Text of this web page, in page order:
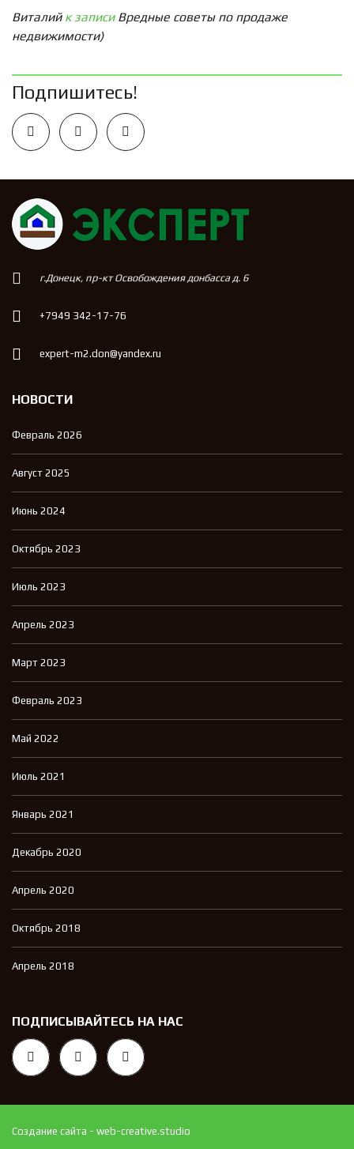
Виталийк записи Вредные советы по продаже
недвижимости)
Подпишитесь!
г.Донецк, пр-кт Освобождения донбасса д. 6
+7949 342-17-76
expert-m2.don@yandex.ru
НОВОСТИ
Февраль 2026
Август 2025
Июнь 2024
Октябрь 2023
Июль 2023
Апрель 2023
Март 2023
Февраль 2023
Май 2022
Июль 2021
Январь 2021
Декабрь 2020
Апрель 2020
Октябрь 2018
Апрель 2018
ПОДПИСЫВАЙТЕСЬ НА НАС
Создание сайта - web-creative.studio